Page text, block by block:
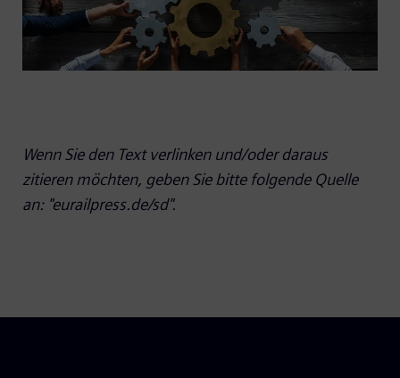
Wenn Sie den Text verlinken und/oder daraus
zitieren möchten, geben Sie bitte folgende Quelle
an: "eurailpress.de/sd".